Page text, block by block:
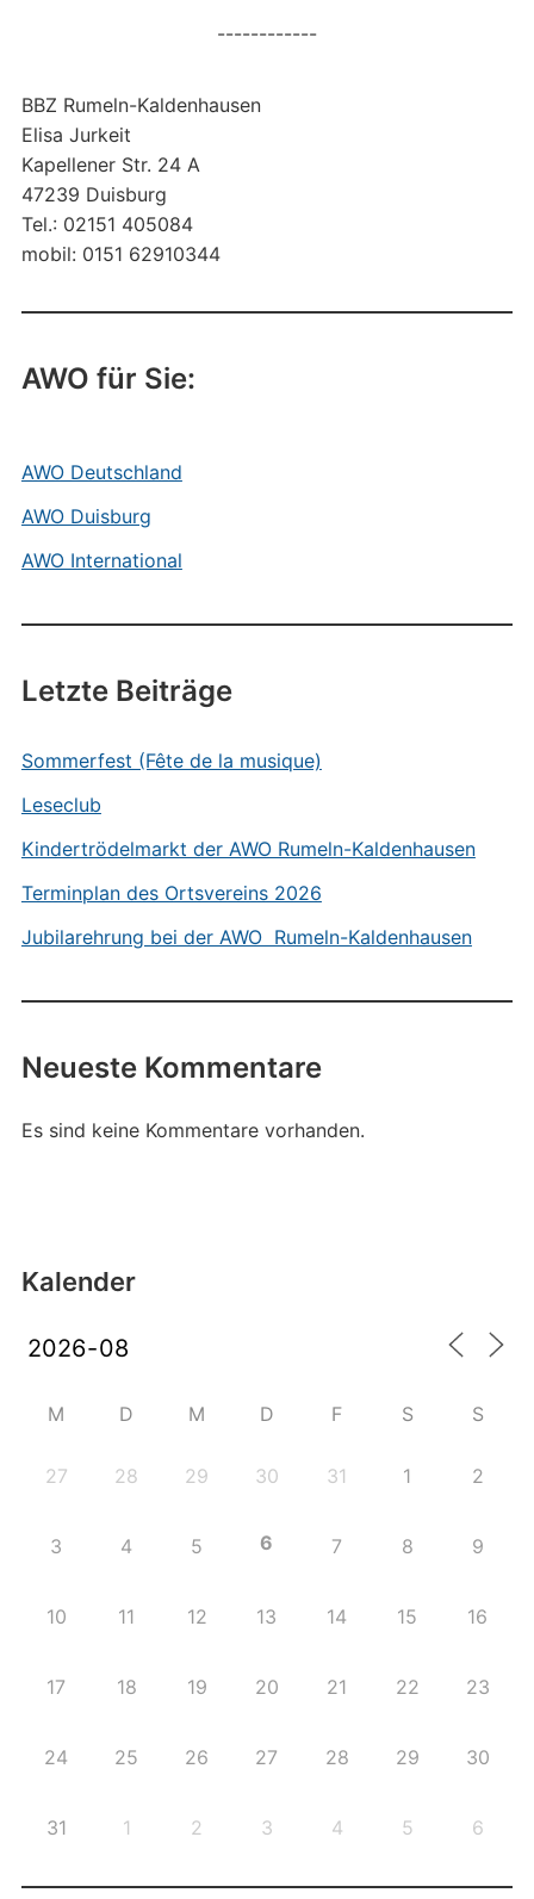
------------
BBZ Rumeln-Kaldenhausen
Elisa Jurkeit
Kapellener Str. 24 A
47239 Duisburg
Tel.: 02151 405084
mobil: 0151 62910344
AWO für Sie:
AWO Deutschland
AWO Duisburg
AWO International
Letzte Beiträge
Sommerfest (Fête de la musique)
Leseclub
Kindertrödelmarkt der AWO Rumeln-Kaldenhausen
Terminplan des Ortsvereins 2026
Jubilarehrung bei der AWO Rumeln-Kaldenhausen
Neueste Kommentare
Es sind keine Kommentare vorhanden.
Kalender
M D M D F S S
27 28 29 30 31 1 2
3 4 5 6 7 8 9
10 11 12 13 14 15 16
17 18 19 20 21 22 23
24 25 26 27 28 29 30
31 1 2 3 4 5 6